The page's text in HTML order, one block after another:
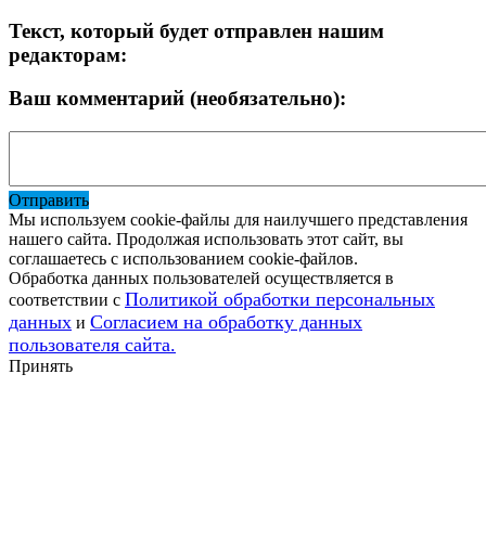
Текст, который будет отправлен нашим
редакторам:
Ваш комментарий (необязательно):
Отправить
Мы используем cookie-файлы для наилучшего представления
нашего сайта. Продолжая использовать этот сайт, вы
соглашаетесь с использованием cookie-файлов.
Обработка данных пользователей осуществляется в
соответствии с Политикой обработки персональных
данных и Согласием на обработку данных
пользователя сайта.
Принять